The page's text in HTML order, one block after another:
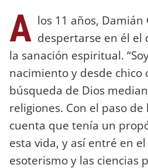
A los 11 años,
despertarse en él el
la sanación espiritual.
nacimiento y desde chico
búsqueda de Dios
religiones. Con el paso de
cuenta que tenía un
esta vida, y así entré en
esoterismo y las ciencias